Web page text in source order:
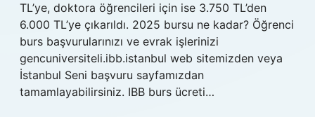
TL’ye, doktora öğrencileri için ise 3.750 TL’den
6.000 TL’ye çıkarıldı. 2025 bursu ne kadar? Öğrenci
burs başvurularınızı ve evrak işlerinizi
gencuniversiteli.ibb.istanbul web sitemizden veya
İstanbul Seni başvuru sayfamızdan
tamamlayabilirsiniz. IBB burs ücreti…